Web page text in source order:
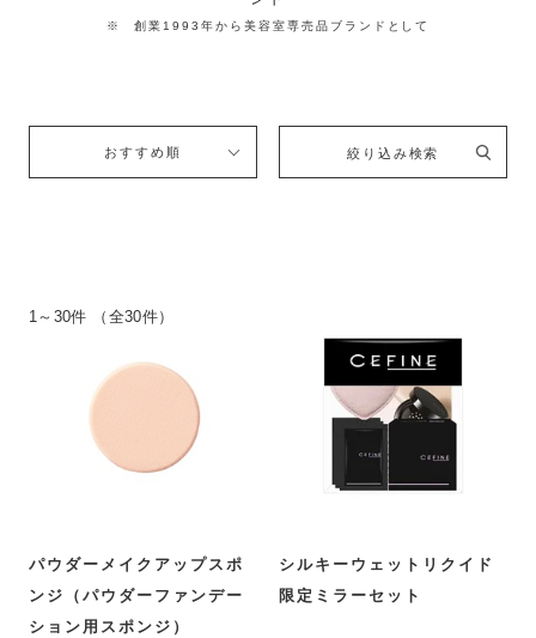
※ 創業1993年から美容室専売品ブランドとして
おすすめ順 絞り込み検索
1～30件 （全30件）
パウダーメイクアップスポ
ンジ（パウダーファンデー
ション用スポンジ）
シルキーウェットリクイド
限定ミラーセット